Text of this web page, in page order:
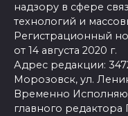
надзору в сфере
технологий и
Регистрационный
от 14 августа 2020 г.
Адрес редакции:
Морозовск, ул.
Временно
главного